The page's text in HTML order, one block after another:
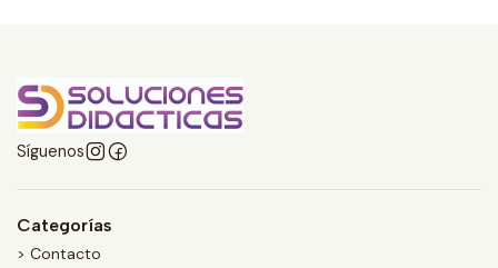
Síguenos
Categorías
> Contacto